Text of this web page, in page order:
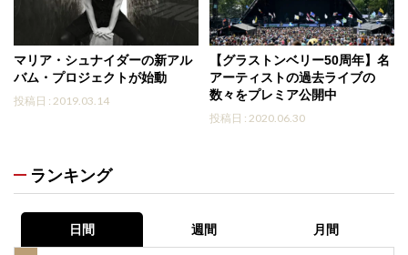
マリア・シュナイダーの新アル
バム・プロジェクトが始動
投稿日 : 2019.03.14
【グラストンベリー50周年】名
アーティストの過去ライブの
数々をプレミア公開中
投稿日 : 2020.06.30
ランキング
日間 週間 月間